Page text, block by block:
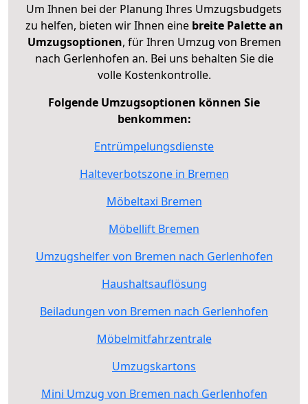
Um Ihnen bei der Planung Ihres Umzugsbudgets
zu helfen, bieten wir Ihnen eine breite Palette an
Umzugsoptionen, für Ihren Umzug von Bremen
nach Gerlenhofen an. Bei uns behalten Sie die
volle Kostenkontrolle.
Folgende Umzugsoptionen können Sie
benkommen:
Entrümpelungsdienste
Halteverbotszone in Bremen
Möbeltaxi Bremen
Möbellift Bremen
Umzugshelfer von Bremen nach Gerlenhofen
Haushaltsauflösung
Beiladungen von Bremen nach Gerlenhofen
Möbelmitfahrzentrale
Umzugskartons
Mini Umzug von Bremen nach Gerlenhofen